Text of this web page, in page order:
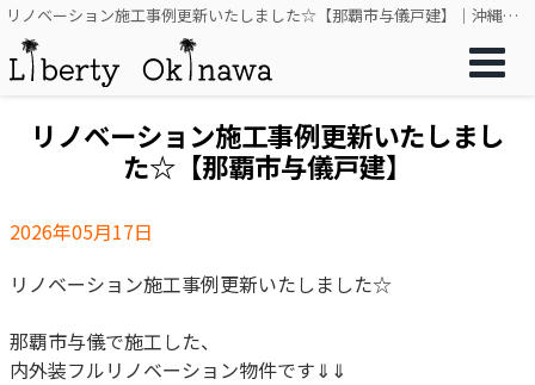
リノベーション施工事例更新いたしました☆【那覇市与儀戸建】｜沖縄の不動産ならリバティー沖縄
リノベーション施工事例更新いたしまし
た☆【那覇市与儀戸建】
2026年05月17日
リノベーション施工事例更新いたしました☆
那覇市与儀で施工した、
内外装フルリノベーション物件です⇓⇓